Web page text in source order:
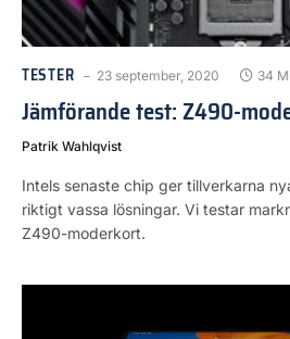
TESTER 23 september, 2020 34
Jämförande test: Z490-
Patrik Wahlqvist
Intels senaste chip ger tillverkarna
riktigt vassa lösningar. Vi testar
Z490-moderkort.